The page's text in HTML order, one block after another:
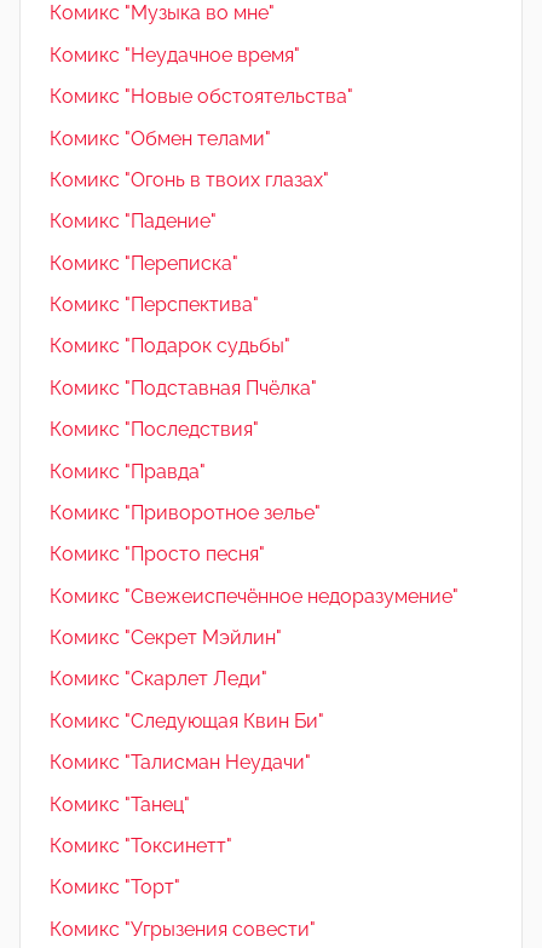
Комикс "Музыка во мне"
Комикс "Неудачное время"
Комикс "Новые обстоятельства"
Комикс "Обмен телами"
Комикс "Огонь в твоих глазах"
Комикс "Падение"
Комикс "Переписка"
Комикс "Перспектива"
Комикс "Подарок судьбы"
Комикс "Подставная Пчёлка"
Комикс "Последствия"
Комикс "Правда"
Комикс "Приворотное зелье"
Комикс "Просто песня"
Комикс "Свежеиспечённое недоразумение"
Комикс "Секрет Мэйлин"
Комикс "Скарлет Леди"
Комикс "Следующая Квин Би"
Комикс "Талисман Неудачи"
Комикс "Танец"
Комикс "Токсинетт"
Комикс "Торт"
Комикс "Угрызения совести"